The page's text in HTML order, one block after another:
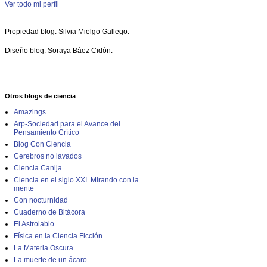
Ver todo mi perfil
Propiedad blog: Silvia Mielgo Gallego.
Diseño blog: Soraya Báez Cidón.
Otros blogs de ciencia
Amazings
Arp-Sociedad para el Avance del
Pensamiento Crítico
Blog Con Ciencia
Cerebros no lavados
Ciencia Canija
Ciencia en el siglo XXI. Mirando con la
mente
Con nocturnidad
Cuaderno de Bitácora
El Astrolabio
Física en la Ciencia Ficción
La Materia Oscura
La muerte de un ácaro